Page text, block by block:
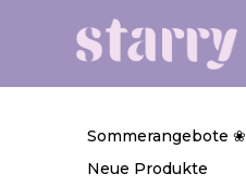
Sommerangebote ❀
Neue Produkte